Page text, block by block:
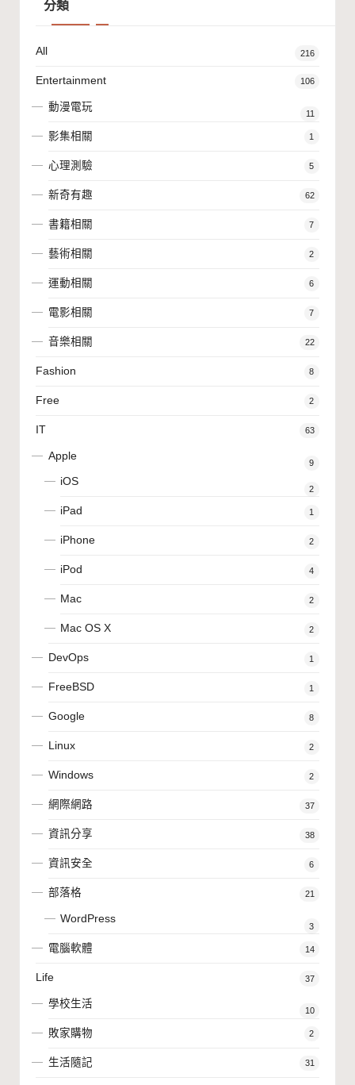
分類
All 216
Entertainment 106
動漫電玩
11
影集相關 1
心理測驗 5
新奇有趣 62
書籍相關 7
藝術相關 2
運動相關 6
電影相關 7
音樂相關 22
Fashion 8
Free 2
IT 63
Apple
9
iOS
2
iPad 1
iPhone 2
iPod 4
Mac 2
Mac OS X 2
DevOps 1
FreeBSD 1
Google 8
Linux 2
Windows 2
網際網路 37
資訊分享 38
資訊安全 6
部落格 21
WordPress
3
電腦軟體 14
Life 37
學校生活
10
敗家購物 2
生活隨記 31